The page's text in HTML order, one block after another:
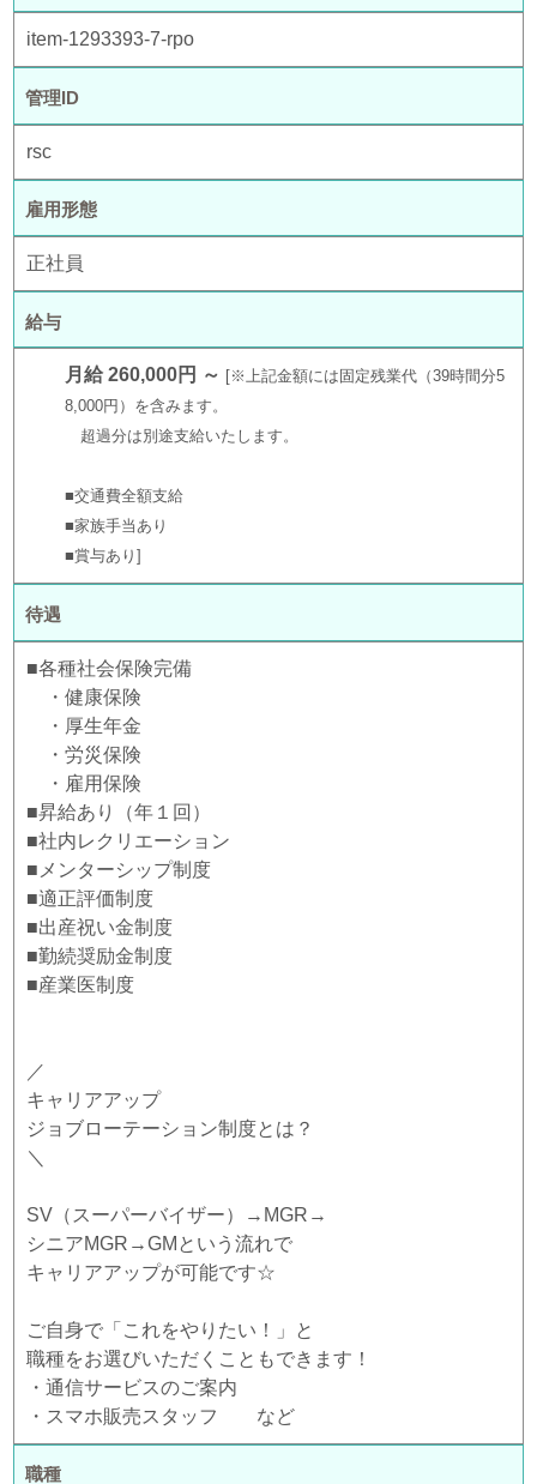
item-1293393-7-rpo
管理ID
rsc
雇用形態
正社員
給与
月給 260,000円 ～
※上記金額には固定残業代（39時間分5
8,000円）を含みます。
超過分は別途支給いたします。
■交通費全額支給
■家族手当あり
■賞与あり
待遇
■各種社会保険完備
・健康保険
・厚生年金
・労災保険
・雇用保険
■昇給あり（年１回）
■社内レクリエーション
■メンターシップ制度
■適正評価制度
■出産祝い金制度
■勤続奨励金制度
■産業医制度
／
キャリアアップ
ジョブローテーション制度とは？
＼
SV（スーパーバイザー）→MGR→
シニアMGR→GMという流れで
キャリアアップが可能です☆
ご自身で「これをやりたい！」と
職種をお選びいただくこともできます！
・通信サービスのご案内
・スマホ販売スタッフ など
職種